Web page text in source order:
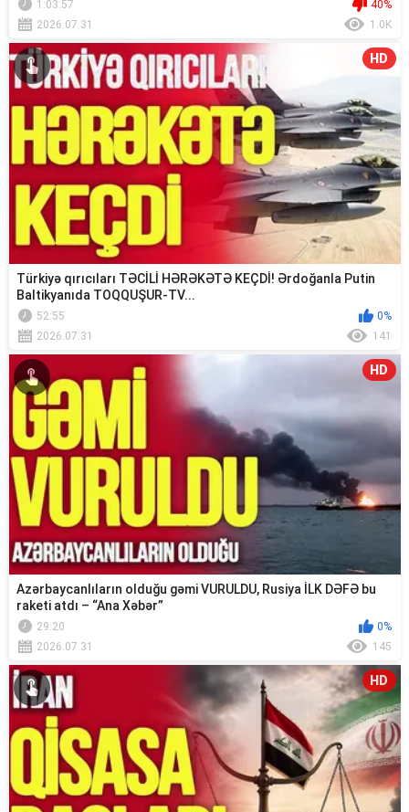
1:03:57
40%
2026.07.31
1.0K
HD
Türkiyə qırıcıları TƏCİLİ HƏRƏKƏTƏ KEÇDİ! Ərdoğanla Putin
Baltikyanıda TOQQUŞUR-TV...
52:55
0%
2026.07.31
141
HD
Azərbaycanlıların olduğu gəmi VURULDU, Rusiya İLK DƏFƏ bu
raketi atdı – “Ana Xəbər”
29:20
0%
2026.07.31
145
HD